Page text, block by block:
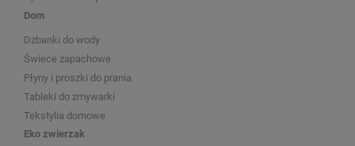
Dom
Dzbanki do wody
Świece zapachowe
Płyny i proszki do prania
Tableki do zmywarki
Tekstylia domowe
Eko zwierzak